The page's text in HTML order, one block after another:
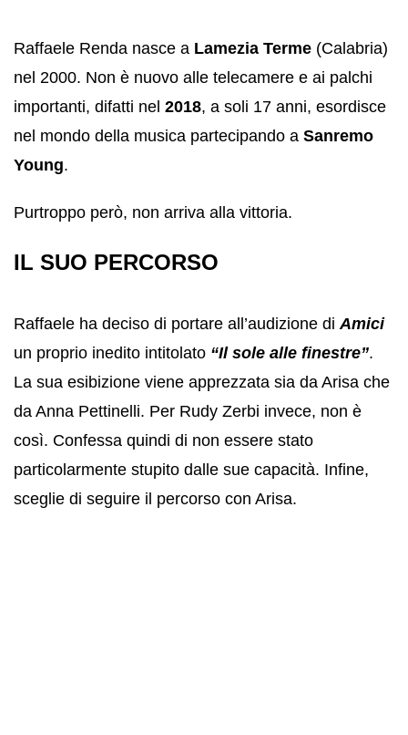
Raffaele Renda nasce a Lamezia Terme (Calabria)
nel 2000. Non è nuovo alle telecamere e ai palchi
importanti, difatti nel 2018, a soli 17 anni, esordisce
nel mondo della musica partecipando a Sanremo
Young.
Purtroppo però, non arriva alla vittoria.
IL SUO PERCORSO
Raffaele ha deciso di portare all’audizione di Amici
un proprio inedito intitolato “Il sole alle finestre”.
La sua esibizione viene apprezzata sia da Arisa che
da Anna Pettinelli. Per Rudy Zerbi invece, non è
così. Confessa quindi di non essere stato
particolarmente stupito dalle sue capacità. Infine,
sceglie di seguire il percorso con Arisa.